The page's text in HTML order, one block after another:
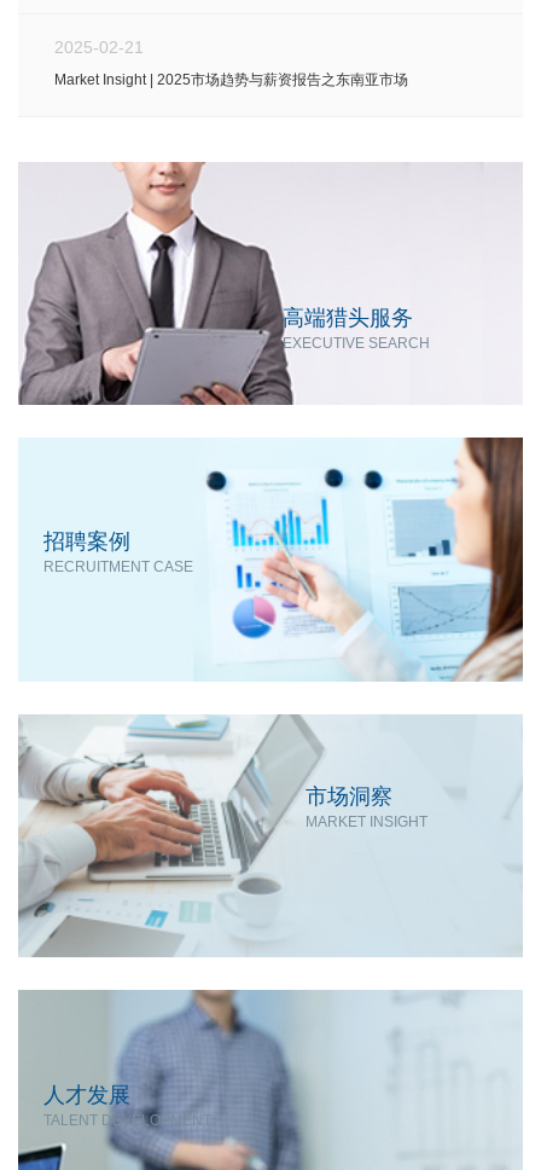
2025-02-21
Market Insight | 2025市场趋势与薪资报告之东南亚市场
高端猎头服务
EXECUTIVE SEARCH
招聘案例
RECRUITMENT CASE
市场洞察
MARKET INSIGHT
人才发展
TALENT DEVELOPMENT